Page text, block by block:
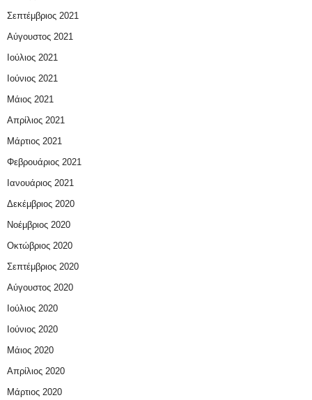
Σεπτέμβριος 2021
Αύγουστος 2021
Ιούλιος 2021
Ιούνιος 2021
Μάιος 2021
Απρίλιος 2021
Μάρτιος 2021
Φεβρουάριος 2021
Ιανουάριος 2021
Δεκέμβριος 2020
Νοέμβριος 2020
Οκτώβριος 2020
Σεπτέμβριος 2020
Αύγουστος 2020
Ιούλιος 2020
Ιούνιος 2020
Μάιος 2020
Απρίλιος 2020
Μάρτιος 2020